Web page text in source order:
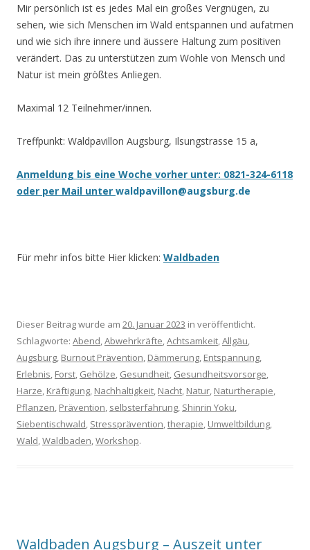
Mir persönlich ist es jedes Mal ein großes Vergnügen, zu
sehen, wie sich Menschen im Wald entspannen und aufatmen
und wie sich ihre innere und äussere Haltung zum positiven
verändert. Das zu unterstützen zum Wohle von Mensch und
Natur ist mein größtes Anliegen.
Maximal 12 Teilnehmer/innen.
Treffpunkt: Waldpavillon Augsburg, Ilsungstrasse 15 a,
Anmeldung bis eine Woche vorher unter: 0821-324-6118
oder per Mail unter waldpavillon@augsburg.de
Für mehr infos bitte Hier klicken: Waldbaden
Dieser Beitrag wurde am 20. Januar 2023 in veröffentlicht.
Schlagworte: Abend,Abwehrkräfte,Achtsamkeit,Allgäu,
Augsburg, Burnout Prävention, Dämmerung, Entspannung,
Erlebnis, Forst, Gehölze, Gesundheit, Gesundheitsvorsorge,
Harze, Kräftigung, Nachhaltigkeit, Nacht, Natur, Naturtherapie,
Pflanzen, Prävention, selbsterfahrung, Shinrin Yoku,
Siebentischwald, Stressprävention,therapie, Umweltbildung,
Wald,Waldbaden,Workshop.
Waldbaden Augsburg – Auszeit unter